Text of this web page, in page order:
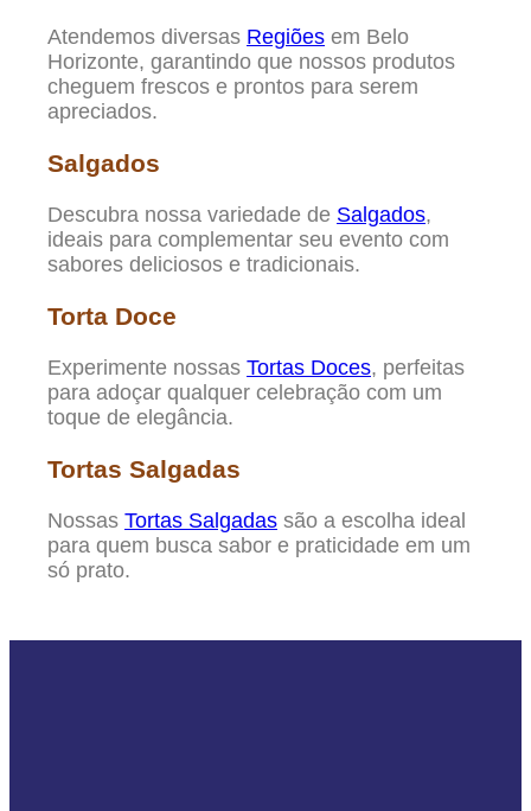
Atendemos diversas Regiões em Belo
Horizonte, garantindo que nossos produtos
cheguem frescos e prontos para serem
apreciados.
Salgados
Descubra nossa variedade de Salgados,
ideais para complementar seu evento com
sabores deliciosos e tradicionais.
Torta Doce
Experimente nossas Tortas Doces, perfeitas
para adoçar qualquer celebração com um
toque de elegância.
Tortas Salgadas
Nossas Tortas Salgadas são a escolha ideal
para quem busca sabor e praticidade em um
só prato.